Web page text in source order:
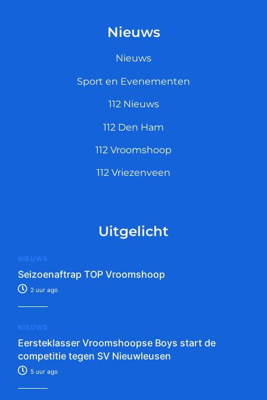
Nieuws
Nieuws
Sport en Evenementen
112 Nieuws
112 Den Ham
112 Vroomshoop
112 Vriezenveen
Uitgelicht
NIEUWS
Seizoenaftrap TOP Vroomshoop
2 uur ago
NIEUWS
Eersteklasser Vroomshoopse Boys start de
competitie tegen SV Nieuwleusen
5 uur ago